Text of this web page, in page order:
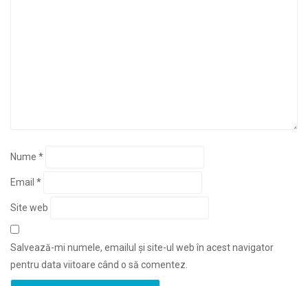
Nume *
Email *
Site web
Salvează-mi numele, emailul și site-ul web în acest navigator
pentru data viitoare când o să comentez.